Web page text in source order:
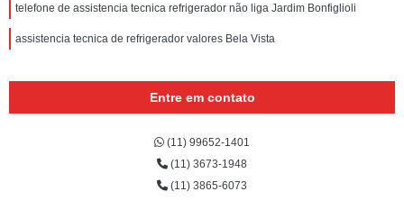
telefone de assistencia tecnica refrigerador não liga Jardim Bonfiglioli
assistencia tecnica de refrigerador valores Bela Vista
Entre em contato
(11) 99652-1401
(11) 3673-1948
(11) 3865-6073